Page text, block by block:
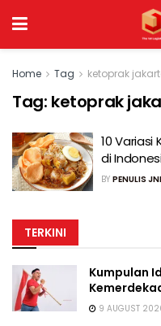
Home Tag ketoprak
Tag: ketoprak
10 Variasi
di
BY PENULIS
TERKINI
Kumpulan
9 AUGUST